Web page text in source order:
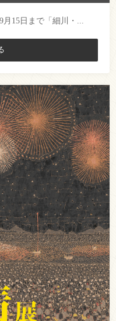
月15日まで「細川・...